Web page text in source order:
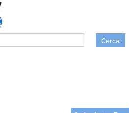
Cerca